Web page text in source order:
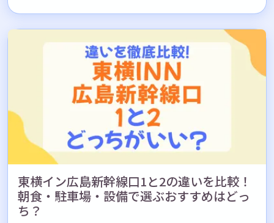
東横イン広島新幹線口1と2の違いを比較！
朝食・駐車場・設備で選ぶおすすめはどっ
ち？